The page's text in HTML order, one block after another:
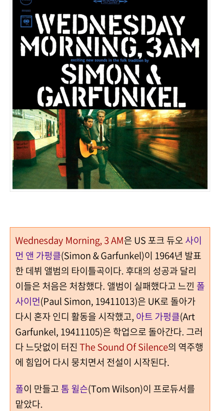
Wednesday Morning, 3 AM은 US 포크 듀오사이
먼 앤 가펑클(Simon & Garfunkel)이 1964년 발표
한 데뷔 앨범의 타이틀곡이다. 후대의 성공과 달리
이들은 처음은 처참했다. 앨범이 실패했다고 느낀 폴
사이먼(Paul Simon, 19411013)은 UK로 돌아가
다시 혼자 인디 활동을 시작했고, 아트 가펑클(Art
Garfunkel, 19411105)은 학업으로 돌아간다. 그러
다 느닷없이 터진 The Sound Of Silence의 역주행
에 힘입어 다시 뭉치면서 전설이 시작된다.
폴이 만들고 톰 윌슨(Tom Wilson)이 프로듀서를
맡았다.